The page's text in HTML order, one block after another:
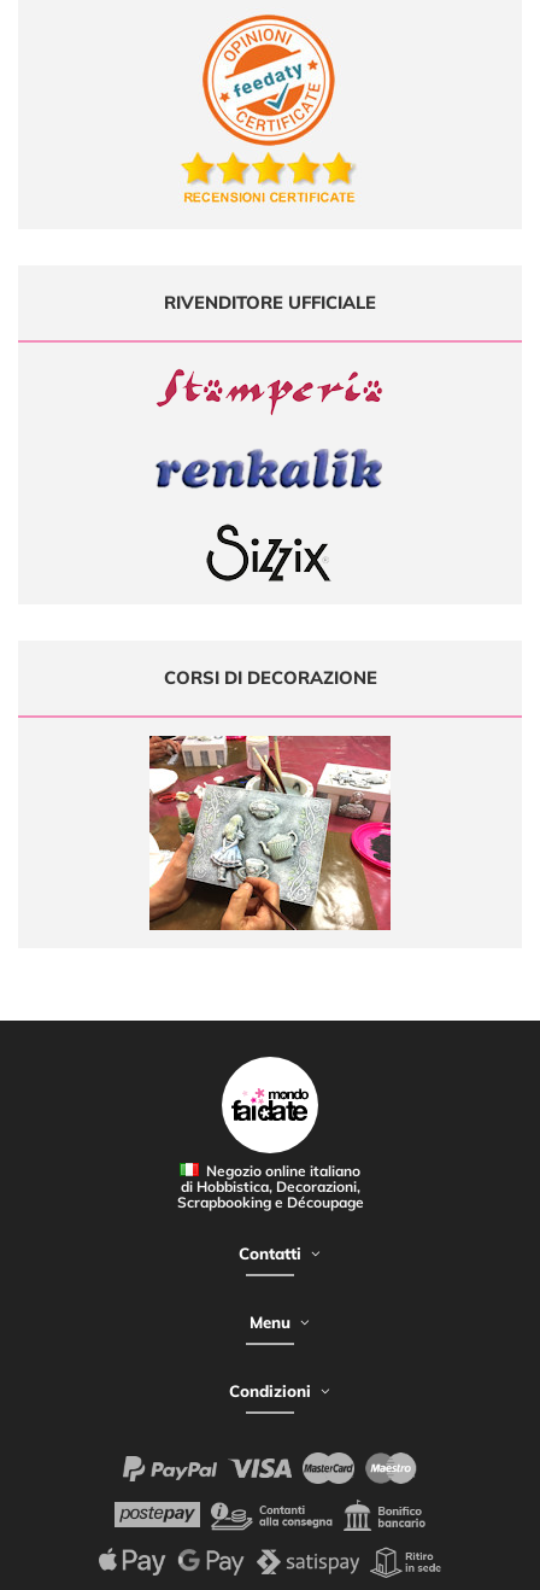
RIVENDITORE UFFICIALE
CORSI DI DECORAZIONE
Negozio online italiano
di Hobbistica, Decorazioni,
Scrapbooking e Découpage
Contatti
Menu
Condizioni